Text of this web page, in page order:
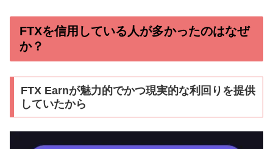
FTXを信用している人が多かったのはなぜ
か？
FTX Earnが魅力的でかつ現実的な利回りを提供
していたから